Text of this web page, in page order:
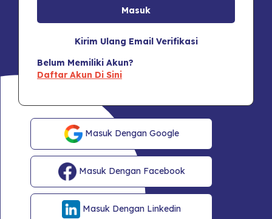
Kirim Ulang Email Verifikasi
Belum Memiliki Akun?
Daftar Akun Di Sini
Masuk Dengan Google
Masuk Dengan Facebook
Masuk Dengan Linkedin